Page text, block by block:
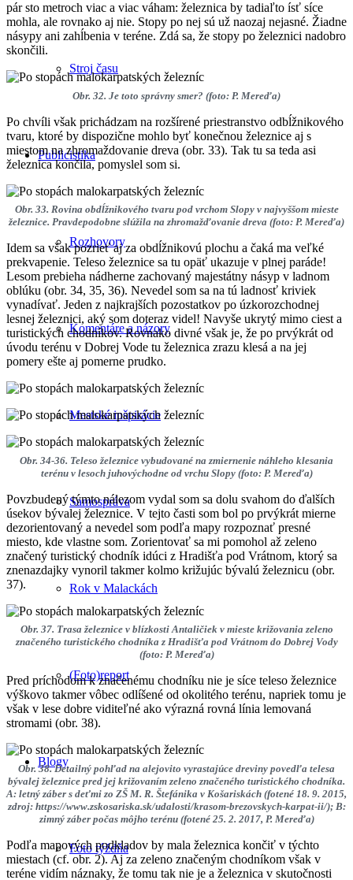
Stroj času
Publicistika
Rozhovory
Komentáre a názory
Mestské inšpirácie
Samospráva
Rok v Malackách
(Foto)report
Blogy
Foto týždňa
pár sto metroch viac a viac váham: železnica by tadiaľto ísť síce
mohla, ale rovnako aj nie. Stopy po nej sú už naozaj nejasné. Žiadne
násypy ani zahĺbenia v teréne. Zdá sa, že stopy po železnici nadobro
skončili.
Obr. 32. Je toto správny smer? (foto: P. Mereďa)
Po chvíli však prichádzam na rozšírené priestranstvo odbĺžnikového
tvaru, ktoré by dispozične mohlo byť konečnou železnice aj s
miestom na zhromaždovanie dreva (obr. 33). Tak tu sa teda asi
železnica končila, pomyslel som si.
Obr. 33. Rovina obdĺžnikového tvaru pod vrchom Slopy v najvyššom mieste
železnice. Pravdepodobne slúžila na zhromažďovanie dreva (foto: P. Mereďa)
Idem sa však pozrieť aj za obdĺžnikovú plochu a čaká ma veľké
prekvapenie. Teleso železnice sa tu opäť ukazuje v plnej paráde!
Lesom prebieha nádherne zachovaný majestátny násyp v ladnom
oblúku (obr. 34, 35, 36). Nevedel som sa na tú ladnosť kriviek
vynadívať. Jeden z najkrajších pozostatkov po úzkorozchodnej
lesnej železnici, aký som doteraz videl! Navyše ukrytý mimo ciest a
turistických chodníkov. Rovnako divné však je, že po prvýkrát od
úvodu terénu v Dobrej Vode tu železnica zrazu klesá a na jej
pomery ešte aj pomerne prudko.
Obr. 34-36. Teleso železnice vybudované na zmiernenie náhleho klesania
terénu v lesoch juhovýchodne od vrchu Slopy (foto: P. Mereďa)
Povzbudený týmto nálezom vydal som sa dolu svahom do ďalších
úsekov bývalej železnice. V tejto časti som bol po prvýkrát mierne
dezorientovaný a nevedel som podľa mapy rozpoznať presné
miesto, kde vlastne som. Zorientovať sa mi pomohol až zeleno
značený turistický chodník idúci z Hradišťa pod Vrátnom, ktorý sa
znenazdajky vynoril takmer kolmo križujúc bývalú železnicu (obr.
37).
Obr. 37. Trasa železnice v blízkosti Antaličiek v mieste križovania zeleno
značeného turistického chodníka z Hradišťa pod Vrátnom do Dobrej Vody
(foto: P. Mereďa)
Pred príchodom k značenému chodníku nie je síce teleso železnice
výškovo takmer vôbec odlíšené od okolitého terénu, napriek tomu je
však v lese dobre viditeľné ako výrazná rovná línia lemovaná
stromami (obr. 38).
Obr. 38. Detailný pohľad na alejovito vyrastajúce dreviny povedľa telesa
bývalej železnice pred jej križovaním zeleno značeného turistického chodníka.
A: letný záber s deťmi zo ZŠ M. R. Štefánika v Košariskách (fotené 18. 9. 2015,
zdroj: https://www.zskosariska.sk/udalosti/krasom-brezovskych-karpat-ii/); B:
zimný záber počas môjho terénu (fotené 25. 2. 2017, P. Mereďa)
Podľa mapových podkladov by mala železnica končiť v týchto
miestach (cf. obr. 2). Aj za zeleno značeným chodníkom však v
teréne vidím náznaky, že tomu tak nie je a železnica v skutočnosti